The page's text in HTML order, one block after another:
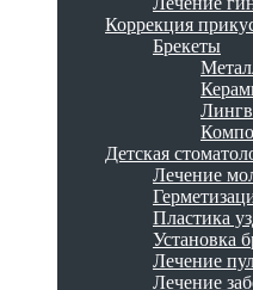
Коррекция
Брекеты
Детская
Лечение
Пластика
Установка
Лечение
Лечение